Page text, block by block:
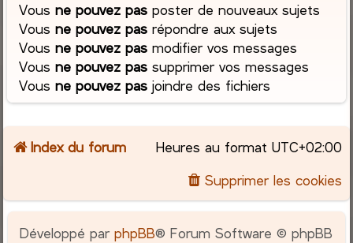
Vousne pouvez pas poster de nouveaux sujets
Vousne pouvez pas répondre aux sujets
Vousne pouvez pas modifier vos messages
Vousne pouvez pas supprimer vos messages
Vousne pouvez pas joindre des fichiers
Index du forum Heures au format UTC+02:00
Supprimer les cookies
Développé parphpBB® Forum Software © phpBB